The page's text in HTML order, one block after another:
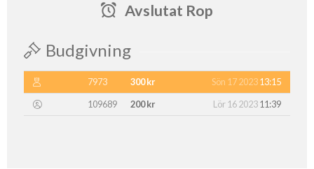
Avslutat Rop
Budgivning
7973 300 kr Sön 17 202313:15
109689
200 kr Lör 16 202311:39